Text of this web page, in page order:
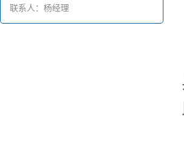
联系人：杨经理